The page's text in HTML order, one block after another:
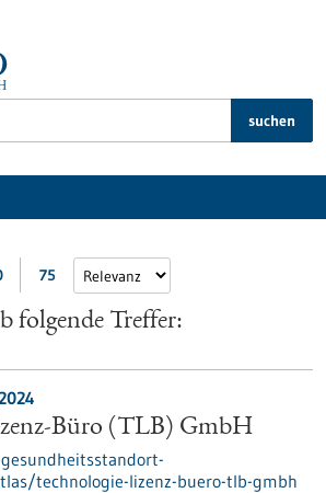
suchen
75
folgende Treffer:
Büro (TLB) GmbH
technologie-lizenz-buero-tlb-gmbh